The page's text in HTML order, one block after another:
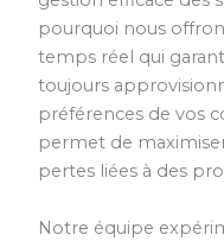
pourquoi nous
temps réel qui
toujours
préférences de vos
permet de
pertes liées à des
Notre équipe